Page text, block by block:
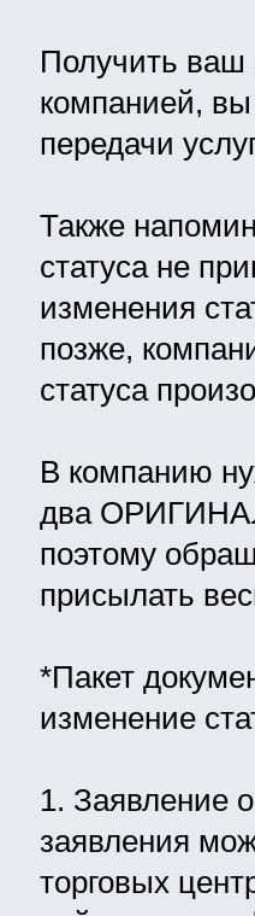
Получить ваш
компанией,
передачи
Также
статуса не
изменения
позже,
статуса
В компанию
два
поэтому
присылать
*Пакет
изменение
1. Заявление
заявления
торговых